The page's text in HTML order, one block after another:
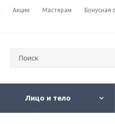
Акции Мастерам Бонусная
Лицо и тело